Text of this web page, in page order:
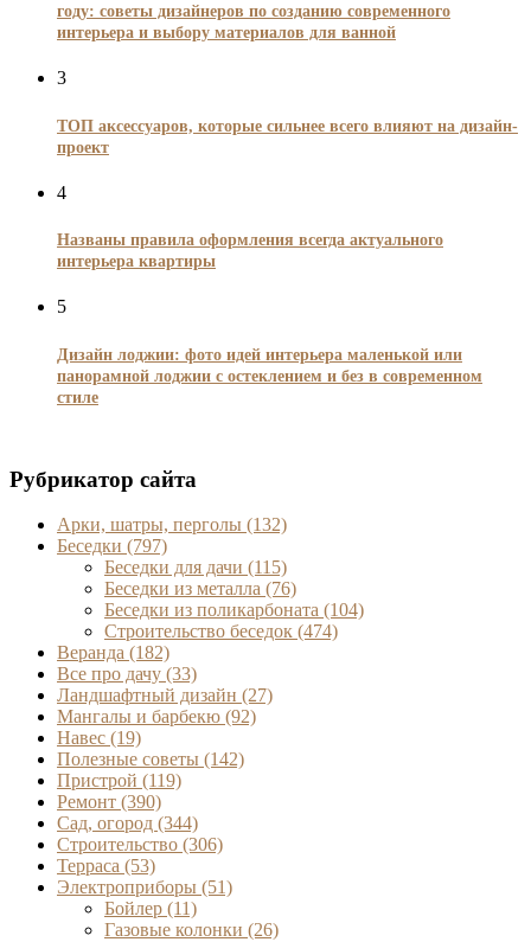
году: советы дизайнеров по созданию современного
интерьера и выбору материалов для ванной
3
ТОП аксессуаров, которые сильнее всего влияют на дизайн-
проект
4
Названы правила оформления всегда актуального
интерьера квартиры
5
Дизайн лоджии: фото идей интерьера маленькой или
панорамной лоджии с остеклением и без в современном
стиле
Рубрикатор сайта
Арки, шатры, перголы (132)
Беседки (797)
Беседки для дачи (115)
Беседки из металла (76)
Беседки из поликарбоната (104)
Строительство беседок (474)
Веранда (182)
Все про дачу (33)
Ландшафтный дизайн (27)
Мангалы и барбекю (92)
Навес (19)
Полезные советы (142)
Пристрой (119)
Ремонт (390)
Сад, огород (344)
Строительство (306)
Терраса (53)
Электроприборы (51)
Бойлер (11)
Газовые колонки (26)